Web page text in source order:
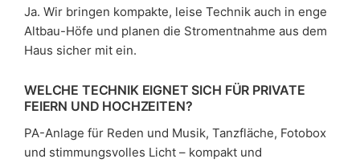
Ja. Wir bringen kompakte, leise Technik auch in enge
Altbau-Höfe und planen die Stromentnahme aus dem
Haus sicher mit ein.
WELCHE TECHNIK EIGNET SICH FÜR PRIVATE
FEIERN UND HOCHZEITEN?
PA-Anlage für Reden und Musik, Tanzfläche, Fotobox
und stimmungsvolles Licht – kompakt und